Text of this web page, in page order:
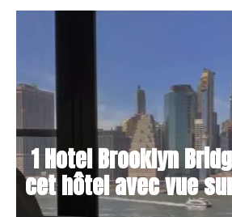
1 Hotel Brooklyn
cet hôtel avec vue